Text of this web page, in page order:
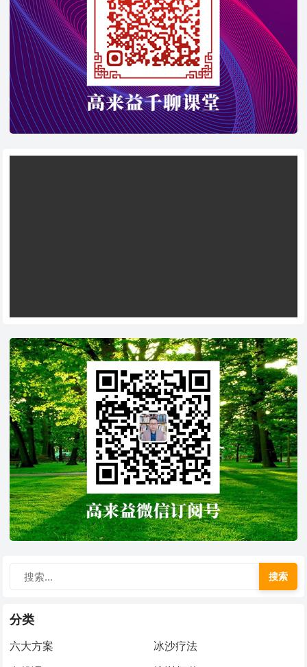
搜索
分类
六大方案
冰沙疗法